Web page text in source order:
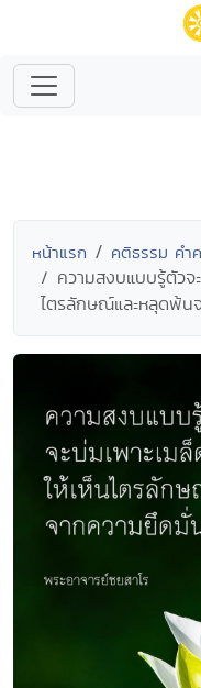
หน้าแรก คติธรรม คำ
ความสงบแบบรู้ตัว
ไตรลักษณ์และหลุดพ้น